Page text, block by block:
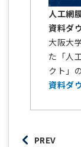
人工網
資料ダ
大阪大
た「人
クト」
資料ダ
PREV